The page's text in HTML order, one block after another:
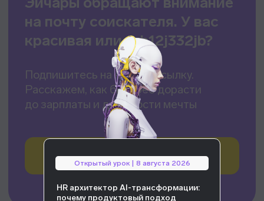
HR архитектор AI-трансформации:
почему продуктовый подход
Открытый урок | 8 августа 2026